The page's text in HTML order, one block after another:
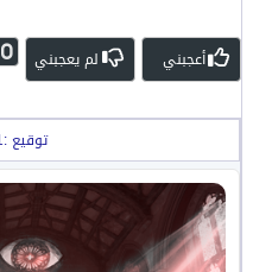
أعجبني لم يعجبني 0
توقيع :tunisiano111